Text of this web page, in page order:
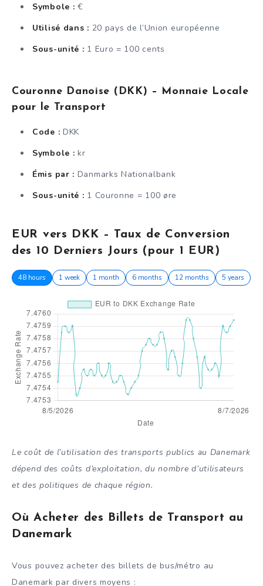
Symbole : €
Utilisé dans : 20 pays de l’Union européenne
Sous-unité : 1 Euro = 100 cents
Couronne Danoise (DKK) – Monnaie Locale
pour le Transport
Code : DKK
Symbole : kr
Émis par : Danmarks Nationalbank
Sous-unité : 1 Couronne = 100 øre
EUR vers DKK – Taux de Conversion
des 10 Derniers Jours (pour 1 EUR)
48 hours 1 week 1 month 6 months 12 months 5 years
Le coût de l’utilisation des transports publics au Danemark
dépend des coûts d’exploitation, du nombre d’utilisateurs
et des politiques de chaque région.
Où Acheter des Billets de Transport au
Danemark
Vous pouvez acheter des billets de bus/métro au
Danemark par divers moyens :